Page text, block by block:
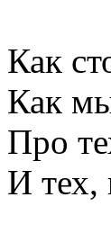
Как
Как
Про
И тех,